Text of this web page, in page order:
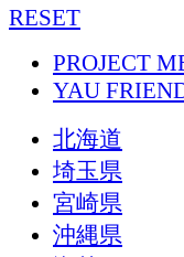
RESET
PROJECT
YAU
北海道
埼玉県
宮崎県
沖縄県